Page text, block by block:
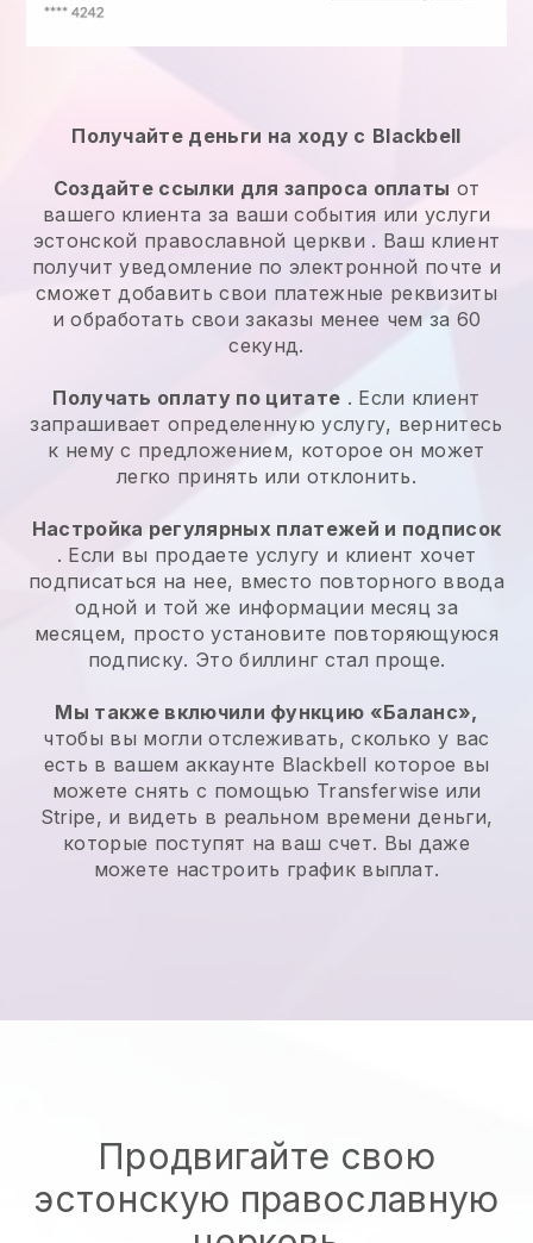
Получайте деньги на ходу с Blackbell
Создайте ссылки для запроса оплаты от
вашего клиента за вашисобытия или услуги
эстонской православной церкви . Ваш клиент
получит уведомление по электронной почте и
сможет добавить свои платежные реквизиты
и обработать свои заказы менее чем за 60
секунд.
Получать оплату по цитате . Если клиент
запрашивает определенную услугу, вернитесь
к нему с предложением, которое он может
легко принять или отклонить.
Настройка регулярных платежей и подписок
. Если вы продаете услугу и клиент хочет
подписаться на нее, вместо повторного ввода
одной и той же информации месяц за
месяцем, просто установите повторяющуюся
подписку. Это биллинг стал проще.
Мы также включили функцию «Баланс»,
чтобы вы могли отслеживать, сколько у вас
есть в вашем аккаунте Blackbell которое вы
можете снять с помощью Transferwise или
Stripe, и видеть в реальном времени деньги,
которые поступят на ваш счет. Вы даже
можете настроить график выплат.
Продвигайте свою
эстонскую православную